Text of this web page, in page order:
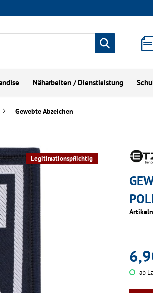
Näharbeiten / Dienstleistung
Gewebte Abzeichen
Legitimationspflichtig
ab